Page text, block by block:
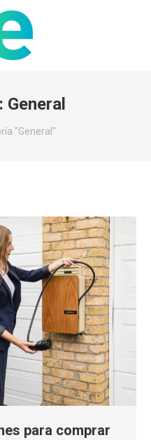
General
"General"
para comprar